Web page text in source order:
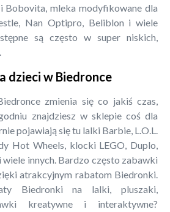
Bobovita, mleka modyfikowane dla
Nan Optipro, Beliblon i wiele
są często w super niskich,
dzieci w Biedronce
zmienia się co jakiś czas,
znajdziesz w sklepie coś dla
pojawiają się tu lalki Barbie, L.O.L.
Hot Wheels, klocki LEGO, Duplo,
innych. Bardzo często zabawki
atrakcyjnym rabatom Biedronki.
Biedronki na lalki, pluszaki,
kreatywne i interaktywne?